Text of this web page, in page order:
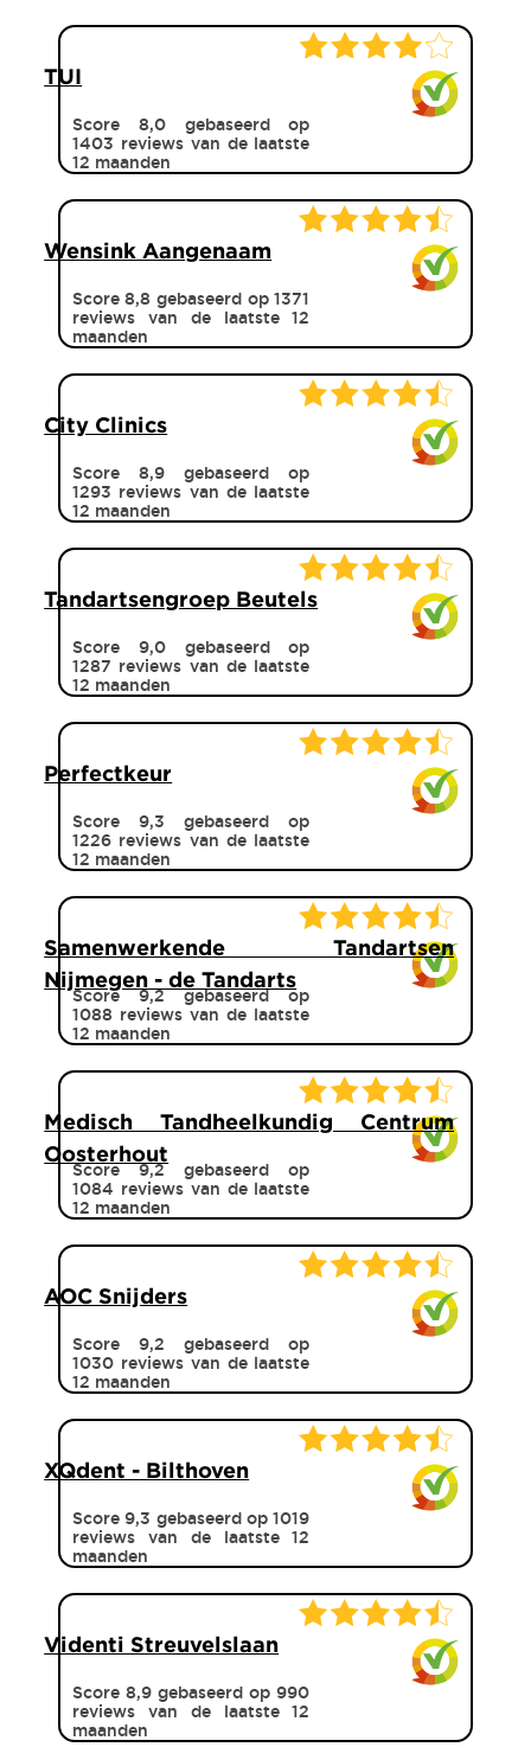
TUI
Score 8,0 gebaseerd op
1403 reviews van de laatste
12 maanden
Wensink Aangenaam
Score 8,8 gebaseerd op 1371
reviews van de laatste 12
maanden
City Clinics
Score 8,9 gebaseerd op
1293 reviews van de laatste
12 maanden
Tandartsengroep Beutels
Score 9,0 gebaseerd op
1287 reviews van de laatste
12 maanden
Perfectkeur
Score 9,3 gebaseerd op
1226 reviews van de laatste
12 maanden
Samenwerkende Tandartsen
Nijmegen - de Tandarts
Score 9,2 gebaseerd op
1088 reviews van de laatste
12 maanden
Medisch Tandheelkundig Centrum
Oosterhout
Score 9,2 gebaseerd op
1084 reviews van de laatste
12 maanden
AOC Snijders
Score 9,2 gebaseerd op
1030 reviews van de laatste
12 maanden
XQdent - Bilthoven
Score 9,3 gebaseerd op 1019
reviews van de laatste 12
maanden
Videnti Streuvelslaan
Score 8,9 gebaseerd op 990
reviews van de laatste 12
maanden